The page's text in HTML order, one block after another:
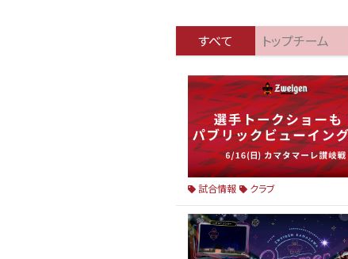
すべて トップチーム
試合情報 クラブ